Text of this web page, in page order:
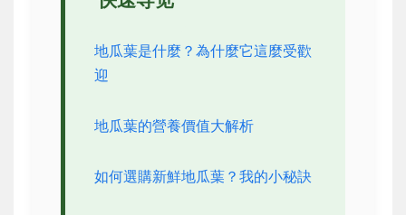
地瓜葉是什麼？為什麼它這麼受歡
迎
地瓜葉的營養價值大解析
如何選購新鮮地瓜葉？我的小秘訣